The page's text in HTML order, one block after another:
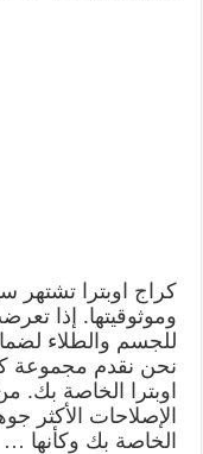
كراج اوبترا تشتهر
وموثوقيتها. إذا
للجسم والطلاء
نحن نقدم مجموعة
اوبترا الخاصة بك.
الإصلاحات الأكثر
الخاصة بك وكأنها …